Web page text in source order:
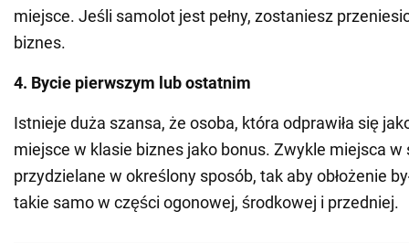
miejsce. Jeśli samolot jest pełny, zostaniesz
biznes.
4. Bycie pierwszym lub ostatnim
Istnieje duża szansa, że osoba, która odprawiła się
miejsce w klasie biznes jako bonus. Zwykle miejsca w
przydzielane w określony sposób, tak aby obłożenie
takie samo w części ogonowej, środkowej i przedniej.